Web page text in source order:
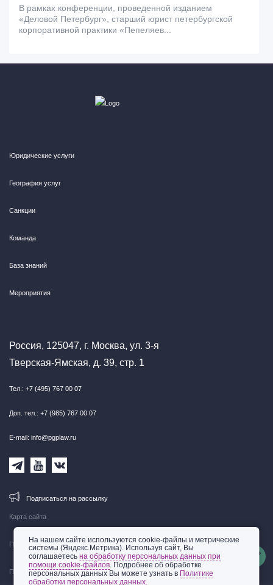
В рамках конференции, проведенной изданием
«Деловой Петербург», старший юрист петербургской
корпоративной практики «Пепеляев...
Карта сайта
Правовая информация
Политика обработки персональных данных
Юридические услуги
География услуг
Санкции
Команда
База знаний
Мероприятия
Россия, 125047, г. Москва, ул. 3-я
Тверская-Ямская, д. 39, стр. 1
Тел.: +7 (495) 767 00 07
Доп. тел.: +7 (985) 767 00 07
E-mail: info@pgplaw.ru
Подписаться на рассылку
На нашем сайте используются cookie-файлы и метрические
системы (Яндекс.Метрика). Используя сайт, Вы
соглашаетесьна обработку персональных данных при
помощи cookie-файлов. Подробнее об обработке
персональных данных Вы можете узнать в Политике
обработки персональных данных.